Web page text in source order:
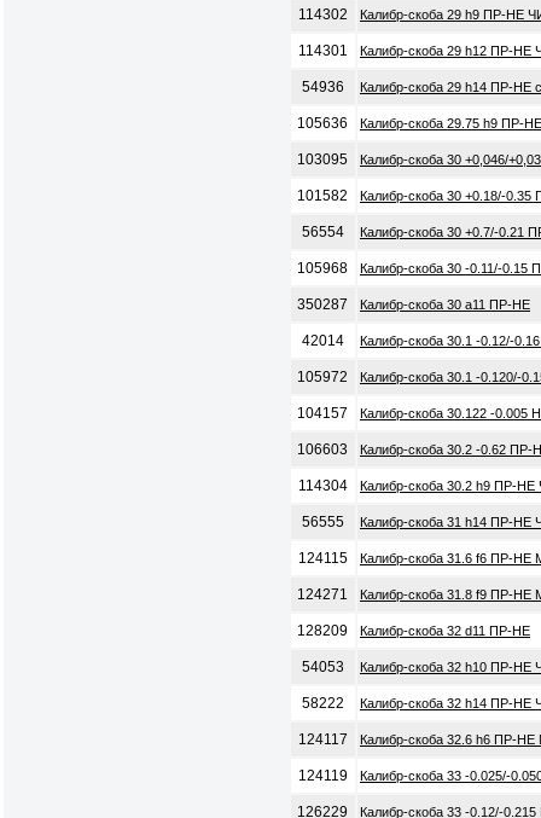
114302 Калибр-скоба 29 h9 ПР-НЕ
114301 Калибр-скоба 29 h12 ПР-НЕ
54936 Калибр-скоба 29 h14 ПР-НЕ
105636 Калибр-скоба 29.75 h9 ПР-
103095 Калибр-скоба 30 +0,046/
101582 Калибр-скоба 30 +0.18/-
56554 Калибр-скоба 30 +0.7/-0.21
105968 Калибр-скоба 30 -0.11/-
350287 Калибр-скоба 30 a11 ПР-НЕ
42014 Калибр-скоба 30.1 -0.12/-
105972 Калибр-скоба 30.1 -0.120/-
104157 Калибр-скоба 30.122 -0.005
106603 Калибр-скоба 30.2 -0.62
114304 Калибр-скоба 30.2 h9 ПР-НЕ
56555 Калибр-скоба 31 h14 ПР-НЕ
124115 Калибр-скоба 31.6 f6 ПР-НЕ
124271 Калибр-скоба 31.8 f9 ПР-НЕ
128209 Калибр-скоба 32 d11 ПР-НЕ
54053 Калибр-скоба 32 h10 ПР-НЕ
58222 Калибр-скоба 32 h14 ПР-НЕ
124117 Калибр-скоба 32.6 h6 ПР-
124119 Калибр-скоба 33 -0.025/-
126229 Калибр-скоба 33 -0.12/-